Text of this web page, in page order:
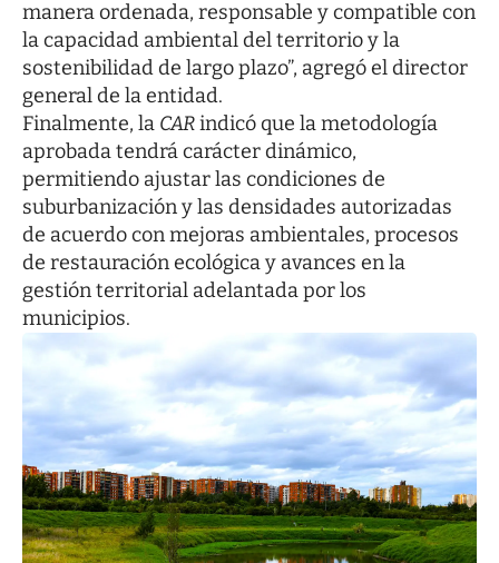
manera ordenada, responsable y compatible con
la capacidad ambiental del territorio y la
sostenibilidad de largo plazo”, agregó el director
general de la entidad.
Finalmente, la CARindicó que la metodología
aprobada tendrá carácter dinámico,
permitiendo ajustar las condiciones de
suburbanización y las densidades autorizadas
de acuerdo con mejoras ambientales, procesos
de restauración ecológica y avances en la
gestión territorial adelantada por los
municipios.